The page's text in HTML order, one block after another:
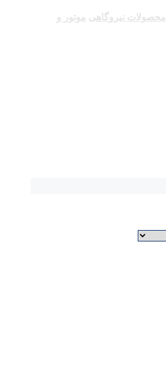
محصولات نیروگاهی موتور و